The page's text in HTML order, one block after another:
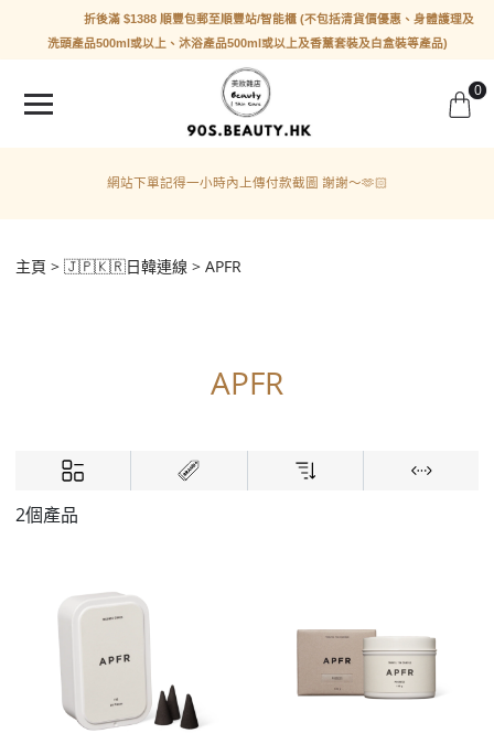
折後滿 $1388 順豐包郵至順豐站/智能櫃 (不包括清貨價優惠、身體護理及
洗頭產品500ml或以上、沐浴產品500ml或以上及香薰套裝及白盒裝等產品)
0
網站下單記得一小時內上傳付款截圖 謝謝～🫶🏻
主頁 🇯🇵🇰🇷日韓連線 APFR
APFR
2個產品